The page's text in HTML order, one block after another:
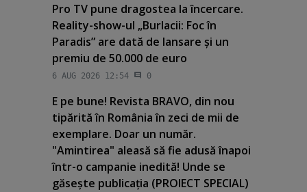
Pro TV pune dragostea la încercare.
Reality-show-ul „Burlacii: Foc în
Paradis” are dată de lansare şi un
premiu de 50.000 de euro
6 AUG 2026 12:54 0
E pe bune! Revista BRAVO, din nou
tipărită în România în zeci de mii de
exemplare. Doar un număr.
"Amintirea" aleasă să fie adusă înapoi
într-o campanie inedită! Unde se
găseşte publicaţia (PROIECT SPECIAL)